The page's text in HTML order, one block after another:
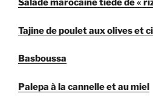
Salade marocaine tiède de «
Tajine de poulet aux olives et
Basboussa
Palepa à la cannelle et au miel